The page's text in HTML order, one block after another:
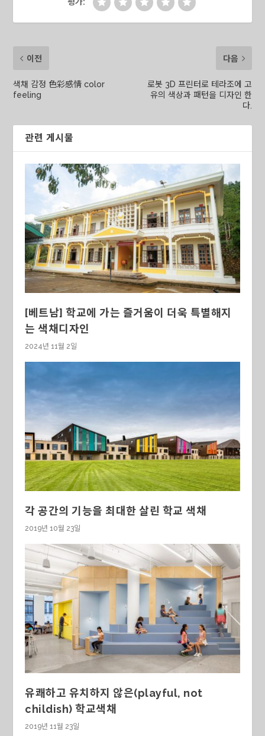
평가:
이전
색채 감정 色彩感情 color
feeling
다음
로봇 3D 프린터로 테라조에 고
유의 색상과 패턴을 디자인 한
다.
관련 게시물
[베트남] 학교에 가는 즐거움이 더욱 특별해지
는 색채디자인
2024년 11월 2일
각 공간의 기능을 최대한 살린 학교 색채
2019년 10월 23일
유쾌하고 유치하지 않은(playful, not
childish) 학교색채
2019년 11월 23일